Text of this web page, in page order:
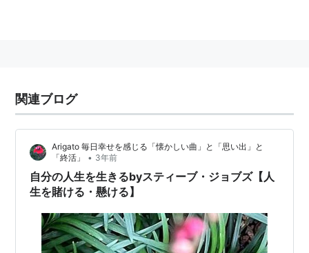
関連ブログ
Arigato 毎日幸せを感じる「懐かしい曲」と「思い出」と
「終活」
• 3年前
自分の人生を生きるbyスティーブ・ジョブズ【人
生を賭ける・懸ける】